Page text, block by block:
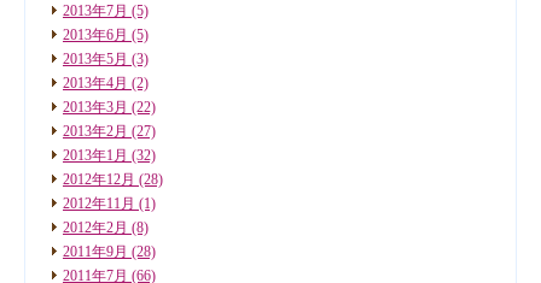
2013年7月 (5)
2013年6月 (5)
2013年5月 (3)
2013年4月 (2)
2013年3月 (22)
2013年2月 (27)
2013年1月 (32)
2012年12月 (28)
2012年11月 (1)
2012年2月 (8)
2011年9月 (28)
2011年7月 (66)